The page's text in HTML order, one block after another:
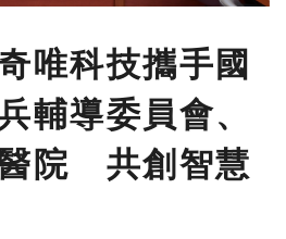
唯科技攜手國
輔導委員會、
院 共創智慧